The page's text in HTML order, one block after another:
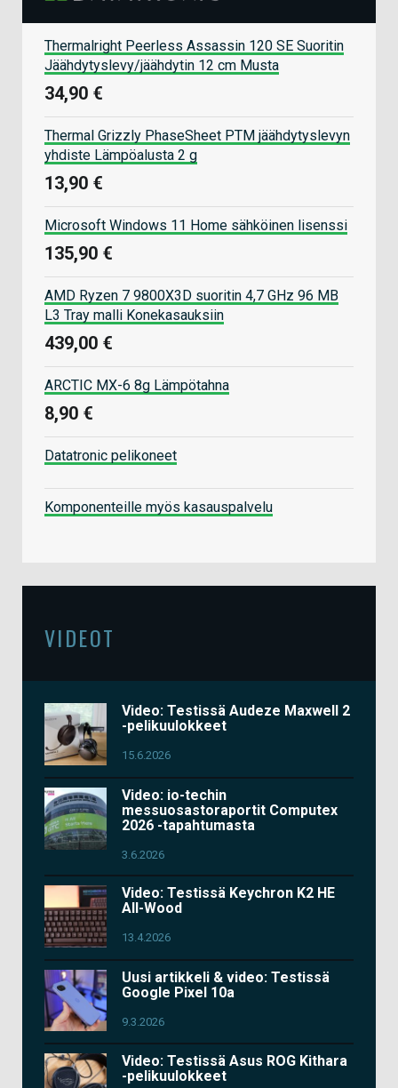
Thermalright Peerless Assassin 120 SE Suoritin
Jäähdytyslevy/jäähdytin 12 cm Musta
34,90 €
Thermal Grizzly PhaseSheet PTM jäähdytyslevyn
yhdiste Lämpöalusta 2 g
13,90 €
Microsoft Windows 11 Home sähköinen lisenssi
135,90 €
AMD Ryzen 7 9800X3D suoritin 4,7 GHz 96 MB
L3 Tray malli Konekasauksiin
439,00 €
ARCTIC MX-6 8g Lämpötahna
8,90 €
Datatronic pelikoneet
Komponenteille myös kasauspalvelu
VIDEOT
Video: Testissä Audeze Maxwell 2
-pelikuulokkeet
15.6.2026
Video: io-techin
messuosastoraportit Computex
2026 -tapahtumasta
3.6.2026
Video: Testissä Keychron K2 HE
All-Wood
13.4.2026
Uusi artikkeli & video: Testissä
Google Pixel 10a
9.3.2026
Video: Testissä Asus ROG Kithara
-pelikuulokkeet